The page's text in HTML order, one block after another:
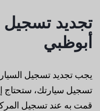
تجديد تسجيل
أبوظبي
يجب تجديد تسجيل
تسجيل سيارتك، ستحتاج
قمت به عند تسجيل